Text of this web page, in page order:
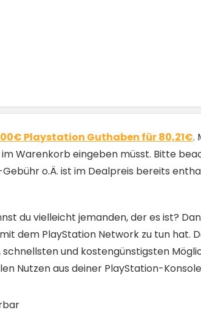
Playstation Guthaben für 80,21€.
Warenkorb eingeben müsst. Bitte
o.Ä. ist im Dealpreis bereits
du vielleicht jemanden, der es ist?
dem PlayStation Network zu tun hat.
und kostengünstigsten
Nutzen aus deiner PlayStation-